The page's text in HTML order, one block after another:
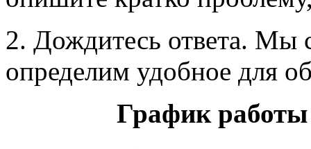
2. Дождитесь ответа. Мы
определим удобное для
График работы